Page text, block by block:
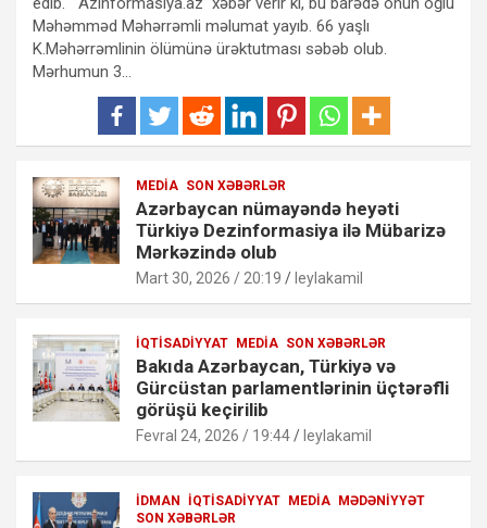
Məhəmməd Məhərrəmli məlumat yayıb. 66 yaşlı
K.Məhərrəmlinin ölümünə ürəktutması səbəb olub.
Mərhumun 3…
MEDIA SON XƏBƏRLƏR
Azərbaycan nümayəndə heyəti
Türkiyə Dezinformasiya ilə Mübarizə
Mərkəzində olub
Mart 30, 2026 / 20:19 leylakamil
İQTISADIYYAT MEDIA SON XƏBƏRLƏR
Bakıda Azərbaycan, Türkiyə və
Gürcüstan parlamentlərinin üçtərəfli
görüşü keçirilib
Fevral 24, 2026 / 19:44 leylakamil
İDMAN İQTISADIYYAT MEDIA MƏDƏNIYYƏT
SON XƏBƏRLƏR